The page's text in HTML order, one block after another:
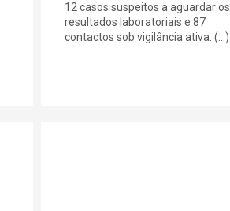
12 casos suspeitos a aguardar os
resultados laboratoriais e 87
contactos sob vigilância ativa. (...)